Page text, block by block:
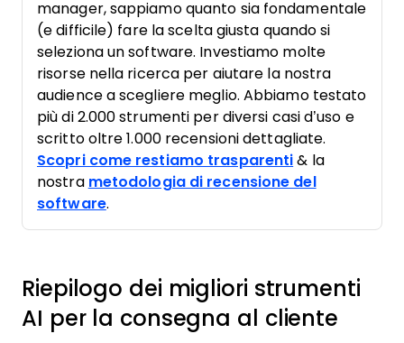
manager, sappiamo quanto sia fondamentale
(e difficile) fare la scelta giusta quando si
seleziona un software. Investiamo molte
risorse nella ricerca per aiutare la nostra
audience a scegliere meglio. Abbiamo testato
più di 2.000 strumenti per diversi casi d’uso e
scritto oltre 1.000 recensioni dettagliate.
Scopri come restiamo trasparenti & la
nostra metodologia di recensione del
software.
Riepilogo dei migliori strumenti
AI per la consegna al cliente